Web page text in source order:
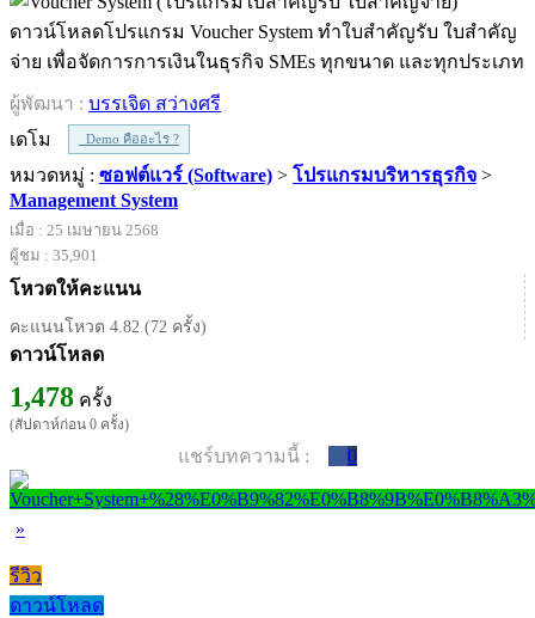
ดาวน์โหลดโปรแกรม Voucher System ทำใบสำคัญรับ ใบสำคัญ
จ่าย เพื่อจัดการการเงินในธุรกิจ SMEs ทุกขนาด และทุกประเภท
ผู้พัฒนา : บรรเจิด สว่างศรี
เดโม
Demo คืออะไร ?
หมวดหมู่ : ซอฟต์แวร์ (Software) > โปรแกรมบริหารธุรกิจ >
Management System
เมื่อ : 25 เมษายน 2568
ผู้ชม : 35,901
โหวตให้คะแนน
คะแนนโหวต 4.82 (72 ครั้ง)
ดาวน์โหลด
1,478 ครั้ง
(สัปดาห์ก่อน 0 ครั้ง)
แชร์บทความนี้ : 0
»
รีวิว
ดาวน์โหลด